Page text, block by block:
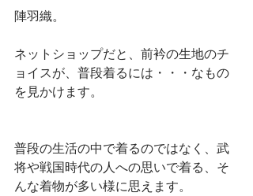
陣羽織。
ネットショップだと、前衿の生地のチ
ョイスが、普段着るには・・・なもの
を見かけます。
普段の生活の中で着るのではなく、武
将や戦国時代の人への思いで着る、そ
んな着物が多い様に思えます。